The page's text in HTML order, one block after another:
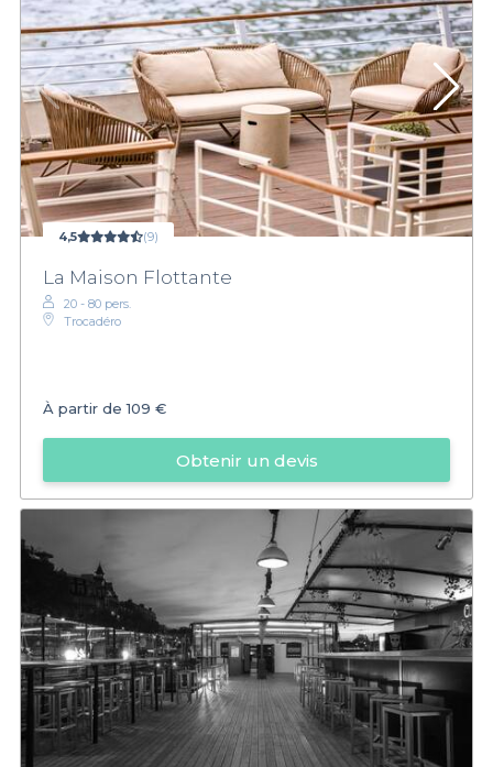
4,5 (9)
La Maison Flottante
20 - 80 pers.
Trocadéro
À partir de109 €
Obtenir un devis